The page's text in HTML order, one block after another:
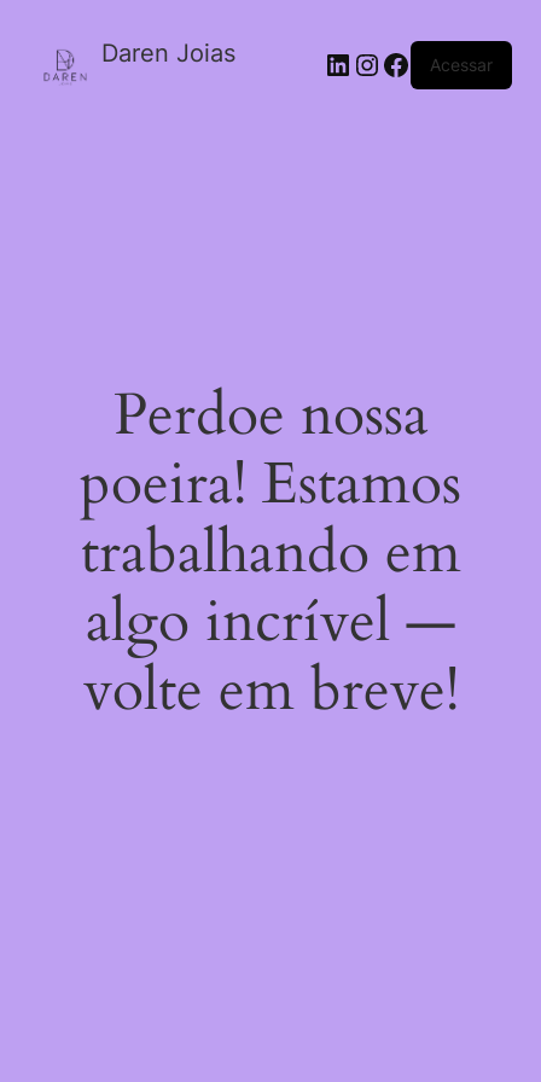
Daren Joias Acessar
Perdoe nossa
poeira! Estamos
trabalhando em
algo incrível —
volte em breve!